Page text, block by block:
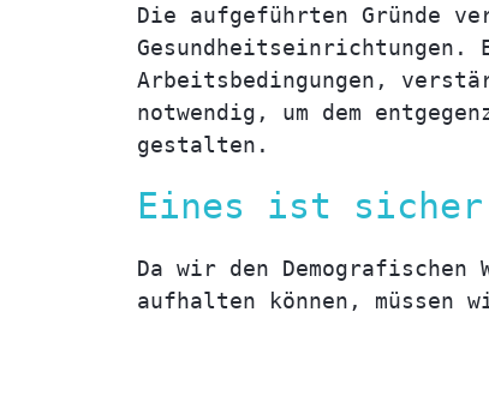
Die aufgeführten Gründe
Arbeitsbedingungen,
notwendig, um dem
gestalten.
Eines ist
Da wir den
aufhalten können,